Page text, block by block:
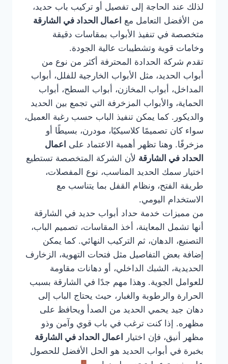
لذلك عند الحاجة إلى تفصيل أو تركيب باب حديد،
من الأفضل التعامل مع اعمال الحداد في الشارقة
متخصصة في تنفيذ الأبواب بمقاسات دقيقة
وخامات قوية وتشطيبات عالية الجودة.
تقدم شركة الحدادة المحترفة أكثر من نوع من
أبواب الحديد، مثل الأبواب الخارجية للفلل، أبواب
المداخل، أبواب المخازن، أبواب السطح، أبواب
الحماية، والأبواب المزخرفة التي تجمع بين الحديد
والديكور. كما يمكن تنفيذ الباب حسب رغبة العميل،
سواء كان تصميمًا كلاسيكيًا، مودرن، بسيطًا أو
مزخرفًا. وهنا تظهر أهمية الاعتماد على اعمال
الحداد في الشارقة لأن الشركة المتخصصة تستطيع
اختيار سمك الحديد المناسب، نوع المفصلات،
طريقة الفتح، ونظام القفل بما يتناسب مع
الاستخدام اليومي.
من مميزات خدمة حداد أبواب حديد في الشارقة
أنها تشمل المعاينة، أخذ المقاسات، تصميم الباب،
التصنيع، الدهان، ثم التركيب النهائي. كما يمكن
إضافة بعض التفاصيل مثل فتحات التهوية، الزخارف
الحديدية، الشبك الداخلي، أو دهانات مقاومة
للعوامل الجوية. وهذا مهم جدًا في الشارقة بسبب
الحرارة والرطوبة والغبار، حيث يحتاج الباب إلى
دهان جيد يحمي الحديد من الصدأ ويحافظ على
مظهره. إذا كنت ترغب في باب قوي وآمن وذو
مظهر أنيق، فإن اختيار
اعمال الحداد في الشارقة
بخبرة في أبواب الحديد هو الحل الأفضل للحصول